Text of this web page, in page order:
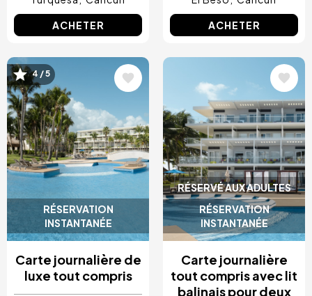
ACHETER ACHETER
RÉSERVATION
INSTANTANÉE
Image
4 / 5
Carte journalière de
luxe tout compris
RÉSERVÉ AUX ADULTES
RÉSERVATION
INSTANTANÉE
Image
Carte journalière
tout compris avec lit
balinais pour deux